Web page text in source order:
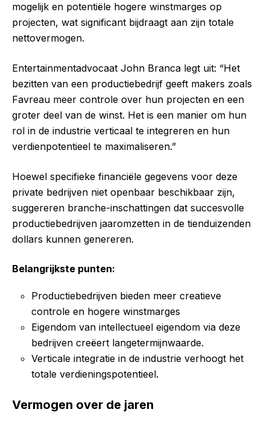
mogelijk en potentiële hogere winstmarges op
projecten, wat significant bijdraagt aan zijn totale
nettovermogen.
Entertainmentadvocaat John Branca legt uit: “Het
bezitten van een productiebedrijf geeft makers zoals
Favreau meer controle over hun projecten en een
groter deel van de winst. Het is een manier om hun
rol in de industrie verticaal te integreren en hun
verdienpotentieel te maximaliseren.”
Hoewel specifieke financiële gegevens voor deze
private bedrijven niet openbaar beschikbaar zijn,
suggereren branche-inschattingen dat succesvolle
productiebedrijven jaaromzetten in de tienduizenden
dollars kunnen genereren.
Belangrijkste punten:
Productiebedrijven bieden meer creatieve
controle en hogere winstmarges
Eigendom van intellectueel eigendom via deze
bedrijven creëert langetermijnwaarde.
Verticale integratie in de industrie verhoogt het
totale verdieningspotentieel.
Vermogen over de jaren